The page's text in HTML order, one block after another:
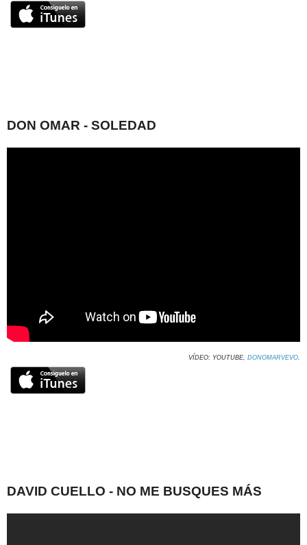
DON OMAR - SOLEDAD
VÍDEO: YOUTUBE, DONOMARVEVO
DAVID CUELLO - NO ME BUSQUES MÁS